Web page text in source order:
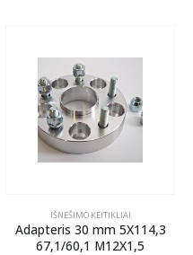
IŠNEŠIMO KEITIKLIAI
Adapteris 30 mm 5X114,3
67,1/60,1 M12X1,5